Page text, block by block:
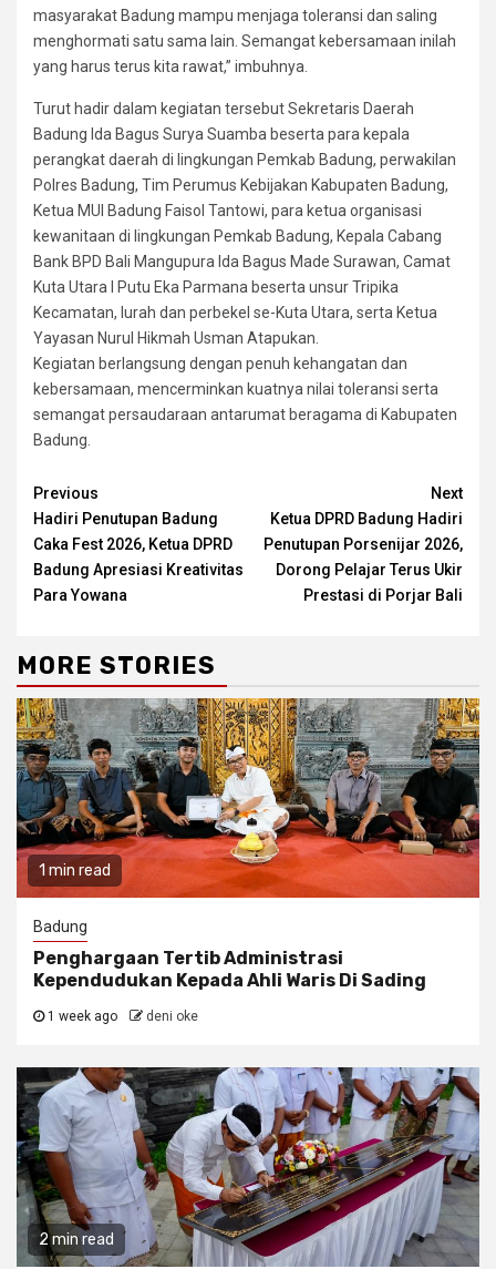
masyarakat Badung mampu menjaga toleransi dan saling
menghormati satu sama lain. Semangat kebersamaan inilah
yang harus terus kita rawat,” imbuhnya.
Turut hadir dalam kegiatan tersebut Sekretaris Daerah
Badung Ida Bagus Surya Suamba beserta para kepala
perangkat daerah di lingkungan Pemkab Badung, perwakilan
Polres Badung, Tim Perumus Kebijakan Kabupaten Badung,
Ketua MUI Badung Faisol Tantowi, para ketua organisasi
kewanitaan di lingkungan Pemkab Badung, Kepala Cabang
Bank BPD Bali Mangupura Ida Bagus Made Surawan, Camat
Kuta Utara I Putu Eka Parmana beserta unsur Tripika
Kecamatan, lurah dan perbekel se-Kuta Utara, serta Ketua
Yayasan Nurul Hikmah Usman Atapukan.
Kegiatan berlangsung dengan penuh kehangatan dan
kebersamaan, mencerminkan kuatnya nilai toleransi serta
semangat persaudaraan antarumat beragama di Kabupaten
Badung.
Continue
Reading
Previous
Hadiri Penutupan Badung
Caka Fest 2026, Ketua DPRD
Badung Apresiasi Kreativitas
Para Yowana
Next
Ketua DPRD Badung Hadiri
Penutupan Porsenijar 2026,
Dorong Pelajar Terus Ukir
Prestasi di Porjar Bali
MORE STORIES
1 min read
Badung
Penghargaan Tertib Administrasi
Kependudukan Kepada Ahli Waris Di Sading
1 week ago deni oke
2 min read